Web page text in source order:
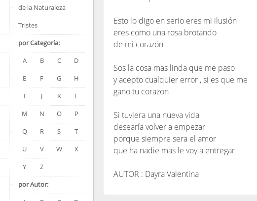
de la Naturaleza
Tristes
por Categoría:
A
B C
D
E
F G
H
I
J K
L
M
N O
P
Q
R S
T
U
V W
X
Y
Z
por Autor:
Esto lo digo en serio eres mi ilusión
eres como una rosa brotando
de mi corazón
Sos la cosa mas linda que me paso
y acepto cualquier error , si es que me
gano tu corazon
Si tuviera una nueva vida
desearía volver a empezar
porque siempre sera el amor
que ha nadie mas le voy a entregar
AUTOR : Dayra Valentina